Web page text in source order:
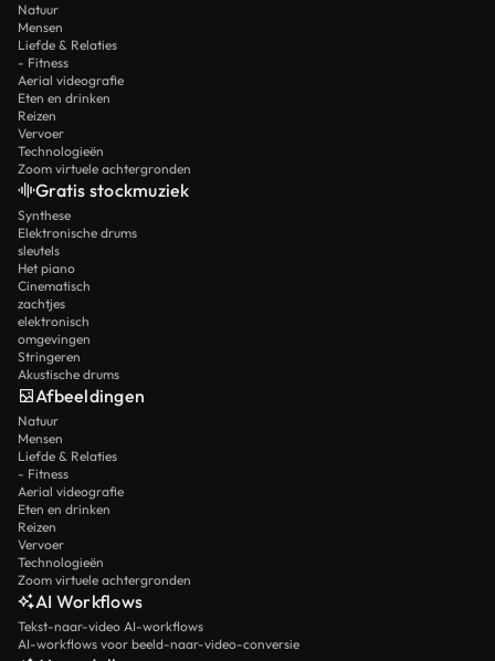
Natuur
Mensen
Liefde & Relaties
- Fitness
Aerial videografie
Eten en drinken
Reizen
Vervoer
Technologieën
Zoom virtuele achtergronden
Gratis stockmuziek
Synthese
Elektronische drums
sleutels
Het piano
Cinematisch
zachtjes
elektronisch
omgevingen
Stringeren
Akustische drums
Afbeeldingen
Natuur
Mensen
Liefde & Relaties
- Fitness
Aerial videografie
Eten en drinken
Reizen
Vervoer
Technologieën
Zoom virtuele achtergronden
AI Workflows
Tekst-naar-video AI-workflows
AI-workflows voor beeld-naar-video-conversie